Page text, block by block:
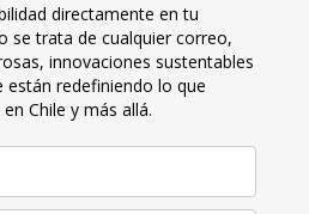
directamente en tu
se trata de cualquier correo,
innovaciones sustentables
están redefiniendo lo que
Chile y más allá.